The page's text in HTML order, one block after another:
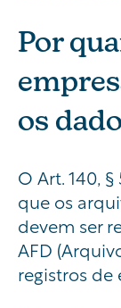
Por
os
O Art. 140,
que os
devem ser
AFD
registros